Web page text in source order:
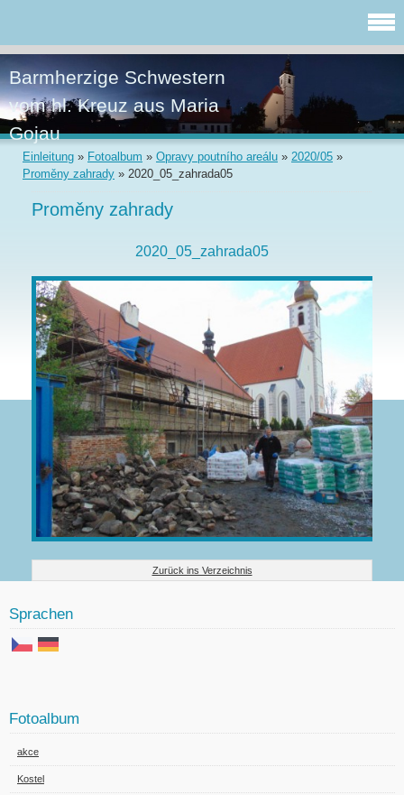
Barmherzige Schwestern
vom hl. Kreuz aus Maria
Gojau
Einleitung » Fotoalbum » Opravy poutního areálu » 2020/05 »
Proměny zahrady » 2020_05_zahrada05
Proměny zahrady
2020_05_zahrada05
Zurück ins Verzeichnis
Sprachen
Fotoalbum
akce
Kostel